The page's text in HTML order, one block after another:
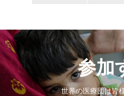
参加
世界の医療団は皆